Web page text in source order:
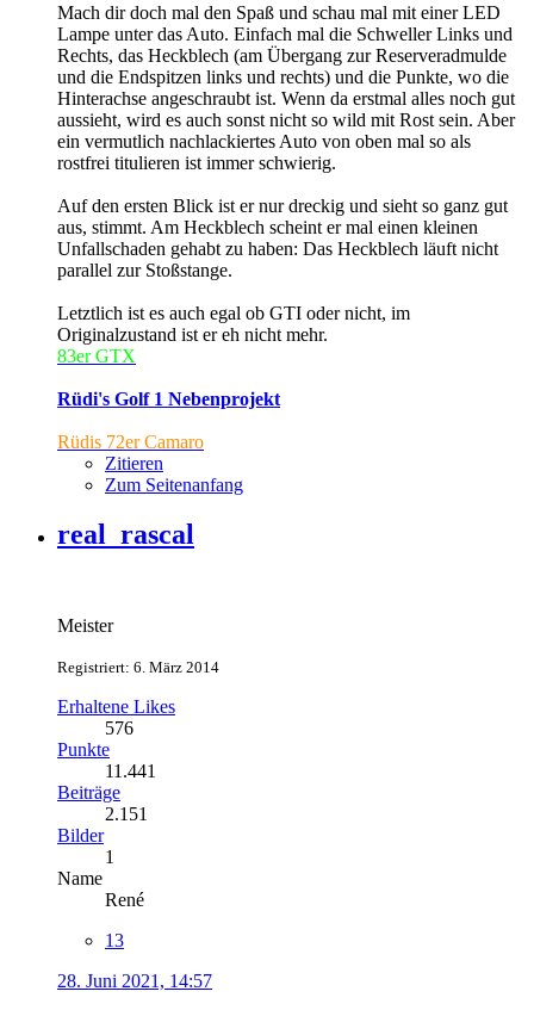
Mach dir doch mal den Spaß und schau mal mit einer LED
Lampe unter das Auto. Einfach mal die Schweller Links und
Rechts, das Heckblech (am Übergang zur Reserveradmulde
und die Endspitzen links und rechts) und die Punkte, wo die
Hinterachse angeschraubt ist. Wenn da erstmal alles noch gut
aussieht, wird es auch sonst nicht so wild mit Rost sein. Aber
ein vermutlich nachlackiertes Auto von oben mal so als
rostfrei titulieren ist immer schwierig.
Auf den ersten Blick ist er nur dreckig und sieht so ganz gut
aus, stimmt. Am Heckblech scheint er mal einen kleinen
Unfallschaden gehabt zu haben: Das Heckblech läuft nicht
parallel zur Stoßstange.
Letztlich ist es auch egal ob GTI oder nicht, im
Originalzustand ist er eh nicht mehr.
83er GTX
Rüdi's Golf 1 Nebenprojekt
Rüdis 72er Camaro
Zitieren
Zum Seitenanfang
real_rascal
Meister
Registriert: 6. März 2014
Erhaltene Likes
576
Punkte
11.441
Beiträge
2.151
Bilder
1
Name
René
13
28. Juni 2021, 14:57